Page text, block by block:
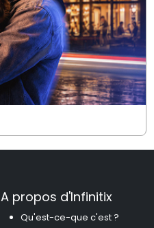
A propos d'Infinitix
Qu'est-ce-que c'est ?